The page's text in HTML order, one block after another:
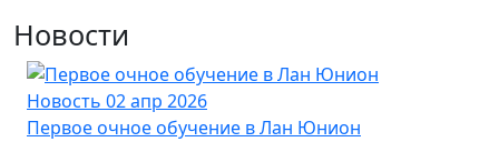
Новости
Новость 02 апр 2026
Первое очное обучение в Лан Юнион